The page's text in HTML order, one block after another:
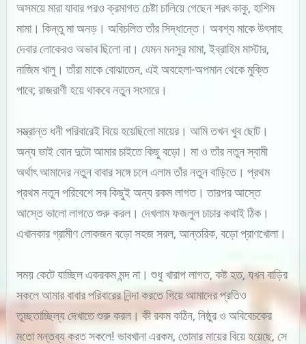
অসময়ে মারা যাবার পরও ক্রমাগত চেষ্টা চালিয়ে গেছেন শরৎ কাকু, হাশিম
মামা। কিন্তু মা অনড়। অবিচলিত তাঁর সিদ্ধান্তে। অবশ্য মাকে উৎসাহ
দেবার লোকেরও অভাব ছিলো না। যেমন মনসুর মামা, ইব্রাহিম মাস্টার,
নাজিম খালু। তাঁরা মাকে বোঝাতেন, এই অবহেলা-অপমান থেকে মুক্তি
পাবে; রাজরাণী হয়ে থাকবে নতুন সংসারে।
সম্ভ্রান্ত ধনী পরিবারেই বিয়ে হয়েছিলো মায়ের। আমি তখন খুব ছোট।
অন্য ভাই বোন দুটো আমার চাইতে কিছু বড়ো। মা ও তাঁর নতুন স্বামী
অর্থাৎ আমাদের নতুন বাবার সঙ্গে চলে এলাম তাঁর নতুন বাড়িতে। প্রথম
প্রথম নতুন পরিবেশে সব কিছুই অন্য রকম লাগত। তারপর আস্তে
আস্তে ভালো লাগতে শুরু করল। দেখলাম ফজলুল চাচার কথাই ঠিক।
এখানকার গ্রামীণ লোকজন বড়ো সহজ সরল, আন্তরিক, বড়ো প্রাণখোলা।
সময় কেটে যাচ্ছিল একরকম মন্দ না। শুধু খারাপ লাগত, কষ্ট হত, যখন বাড়ির
সকলে আমার বাবার পরিবারের নিন্দা করতে গিয়ে আমাদের প্রতিও
তুচ্ছতাচ্ছিল্য দেখাতে শুরু করল। কী রকম কঠিন, নিষ্ঠুর ও অবিবেচকের
মতো মন্তব্য করত সকলে! ভাবখানা এরকম, তোমার মায়ের বিয়ে হয়েছে, সে